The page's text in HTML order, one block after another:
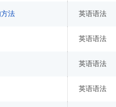
法 英语语法
英语语法
英语语法
英语语法